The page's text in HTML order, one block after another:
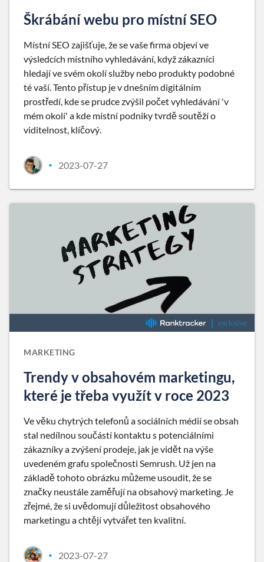
Škrábání webu pro místní SEO
Místní SEO zajišťuje, že se vaše firma objeví ve
výsledcích místního vyhledávání, když zákazníci
hledají ve svém okolí služby nebo produkty podobné
té vaší. Tento přístup je v dnešním digitálním
prostředí, kde se prudce zvýšil počet vyhledávání 'v
mém okolí' a kde místní podniky tvrdě soutěží o
viditelnost, klíčový.
• 2023-07-27
MARKETING
Trendy v obsahovém marketingu,
které je třeba využít v roce 2023
Ve věku chytrých telefonů a sociálních médií se obsah
stal nedílnou součástí kontaktu s potenciálními
zákazníky a zvýšení prodeje, jak je vidět na výše
uvedeném grafu společnosti Semrush. Už jen na
základě tohoto obrázku můžeme usoudit, že se
značky neustále zaměřují na obsahový marketing. Je
zřejmé, že si uvědomují důležitost obsahového
marketingu a chtějí vytvářet ten kvalitní.
• 2023-07-27